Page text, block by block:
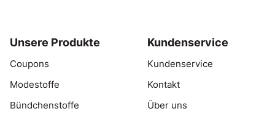
Unsere Produkte
Coupons
Modestoffe
Bündchenstoffe
Kundenservice
Kundenservice
Kontakt
Über uns